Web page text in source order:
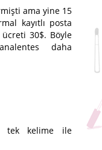
ama yine 15
kayıtlı posta
30$. Böyle
daha
tek kelime ile